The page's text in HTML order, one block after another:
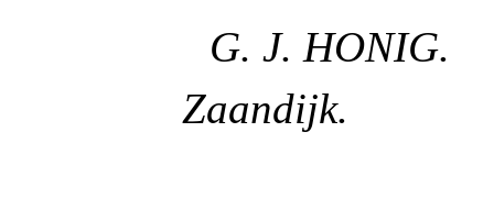
G. J. HONIG.
Zaandijk.